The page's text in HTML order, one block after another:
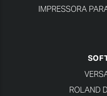
IMPRESSORA
ROLAND